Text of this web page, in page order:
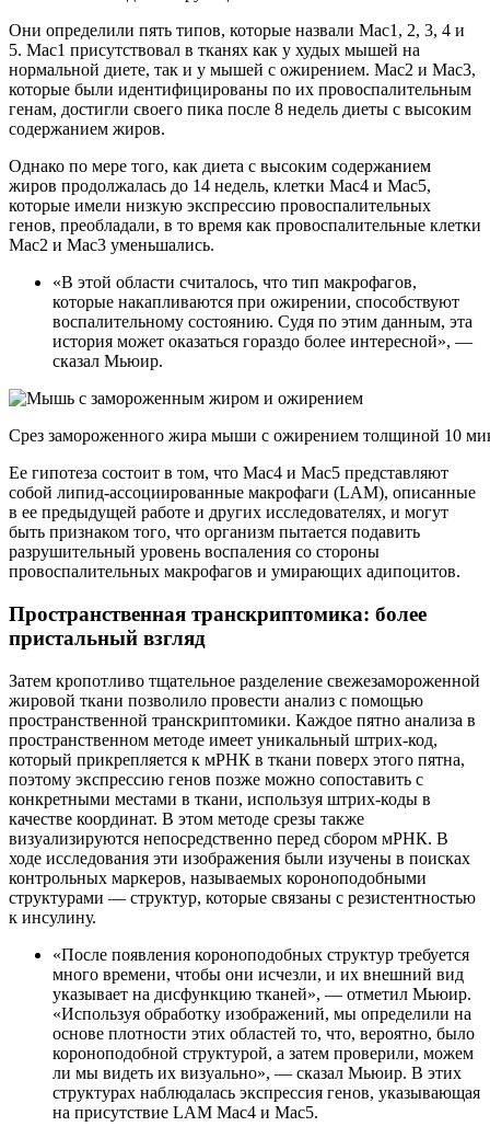
Они определили пять типов, которые назвали Mac1, 2, 3, 4 и
5. Mac1 присутствовал в тканях как у худых мышей на
нормальной диете, так и у мышей с ожирением. Mac2 и Mac3,
которые были идентифицированы по их провоспалительным
генам, достигли своего пика после 8 недель диеты с высоким
содержанием жиров.
Однако по мере того, как диета с высоким содержанием
жиров продолжалась до 14 недель, клетки Mac4 и Mac5,
которые имели низкую экспрессию провоспалительных
генов, преобладали, в то время как провоспалительные клетки
Mac2 и Mac3 уменьшались.
«В этой области считалось, что тип макрофагов,
которые накапливаются при ожирении, способствуют
воспалительному состоянию. Судя по этим данным, эта
история может оказаться гораздо более интересной», —
сказал Мьюир.
Срез замороженного жира мыши с ожирением толщиной 10
Ее гипотеза состоит в том, что Mac4 и Mac5 представляют
собой липид-ассоциированные макрофаги (LAM), описанные
в ее предыдущей работе и других исследователях, и могут
быть признаком того, что организм пытается подавить
разрушительный уровень воспаления со стороны
провоспалительных макрофагов и умирающих адипоцитов.
Пространственная транскриптомика: более
пристальный взгляд
Затем кропотливо тщательное разделение свежезамороженной
жировой ткани позволило провести анализ с помощью
пространственной транскриптомики. Каждое пятно анализа в
пространственном методе имеет уникальный штрих-код,
который прикрепляется к мРНК в ткани поверх этого пятна,
поэтому экспрессию генов позже можно сопоставить с
конкретными местами в ткани, используя штрих-коды в
качестве координат. В этом методе срезы также
визуализируются непосредственно перед сбором мРНК. В
ходе исследования эти изображения были изучены в поисках
контрольных маркеров, называемых короноподобными
структурами — структур, которые связаны с резистентностью
к инсулину.
«После появления короноподобных структур требуется
много времени, чтобы они исчезли, и их внешний вид
указывает на дисфункцию тканей», — отметил Мьюир.
«Используя обработку изображений, мы определили на
основе плотности этих областей то, что, вероятно, было
короноподобной структурой, а затем проверили, можем
ли мы видеть их визуально», — сказал Мьюир. В этих
структурах наблюдалась экспрессия генов, указывающая
на присутствие LAM Mac4 и Mac5.